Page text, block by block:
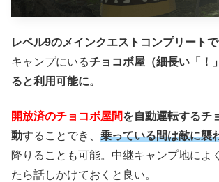
レベル9のメインクエストコンプリート
キャンプにいるチョコボ屋（細長い「！
ると利用可能に。
開放済のチョコボ屋間を自動運転するチ
動することでき、 乗っている間は敵に襲
降りることも可能。中継キャンプ地によ
たら話しかけておくと良い。